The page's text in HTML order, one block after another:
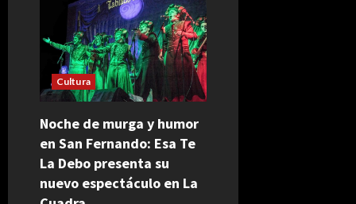
Cultura
Noche de murga y humor
en San Fernando: Esa Te
La Debo presenta su
nuevo espectáculo en La